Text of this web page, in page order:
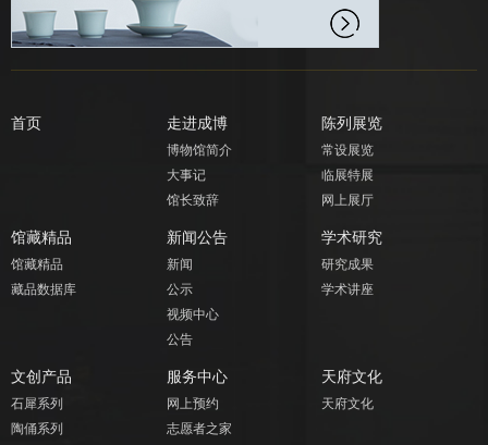
首页 走进成博
博物馆简介
大事记
馆长致辞
陈列展览
常设展览
临展特展
网上展厅
馆藏精品
馆藏精品
藏品数据库
新闻公告
新闻
公示
视频中心
公告
学术研究
研究成果
学术讲座
文创产品
石犀系列
陶俑系列
服务中心
网上预约
志愿者之家
天府文化
天府文化